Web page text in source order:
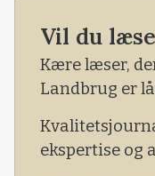
man drejer på,
Jorden er flad.
Vil du
Kære læser,
Landbrug er
ekspertise og